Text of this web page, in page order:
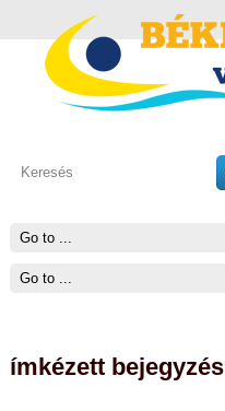
ímkézett bejegyzés